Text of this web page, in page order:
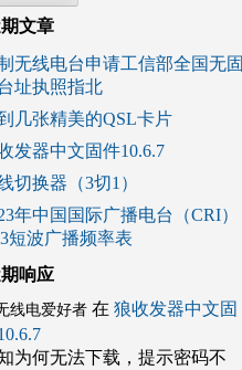
文章
无线电台申请工信部全国无固
址执照指北
几张精美的QSL卡片
发器中文固件10.6.7
切换器（3切1）
年中国国际广播电台（CRI）
短波广播频率表
响应
线电爱好者在 狼收发器中文固
为何无法下载，提示密码不